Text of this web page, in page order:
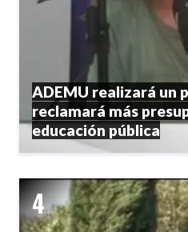
ADEMU realizará un
reclamará más
educación pública